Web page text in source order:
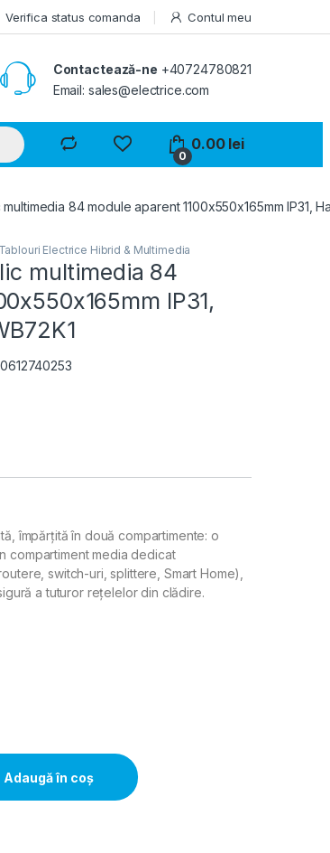
Verifica status comanda Contul meu
Contactează-ne +40724780821
Email: sales@electrice.com
0
0.00 lei
84 module aparent 1100x550x165mm IP31,
Tablouri Electrice Hibrid & Multimedia
multimedia 84
IP31,
împărțită în două compartimente: o
compartiment media dedicat
switch-uri, splittere, Smart Home),
a tuturor rețelelor din clădire.
84 module aparent 1100x550x165mm IP31,
Adaugă în coș